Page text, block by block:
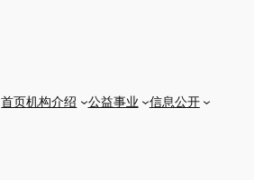
首页机构介绍 公益事业 信息公开